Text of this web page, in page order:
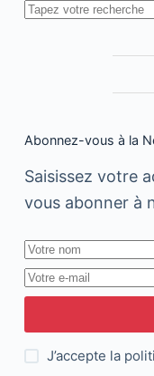
Rechercher
Abonnez-vous à la
Saisissez votre
vous abonner à
J’accepte la